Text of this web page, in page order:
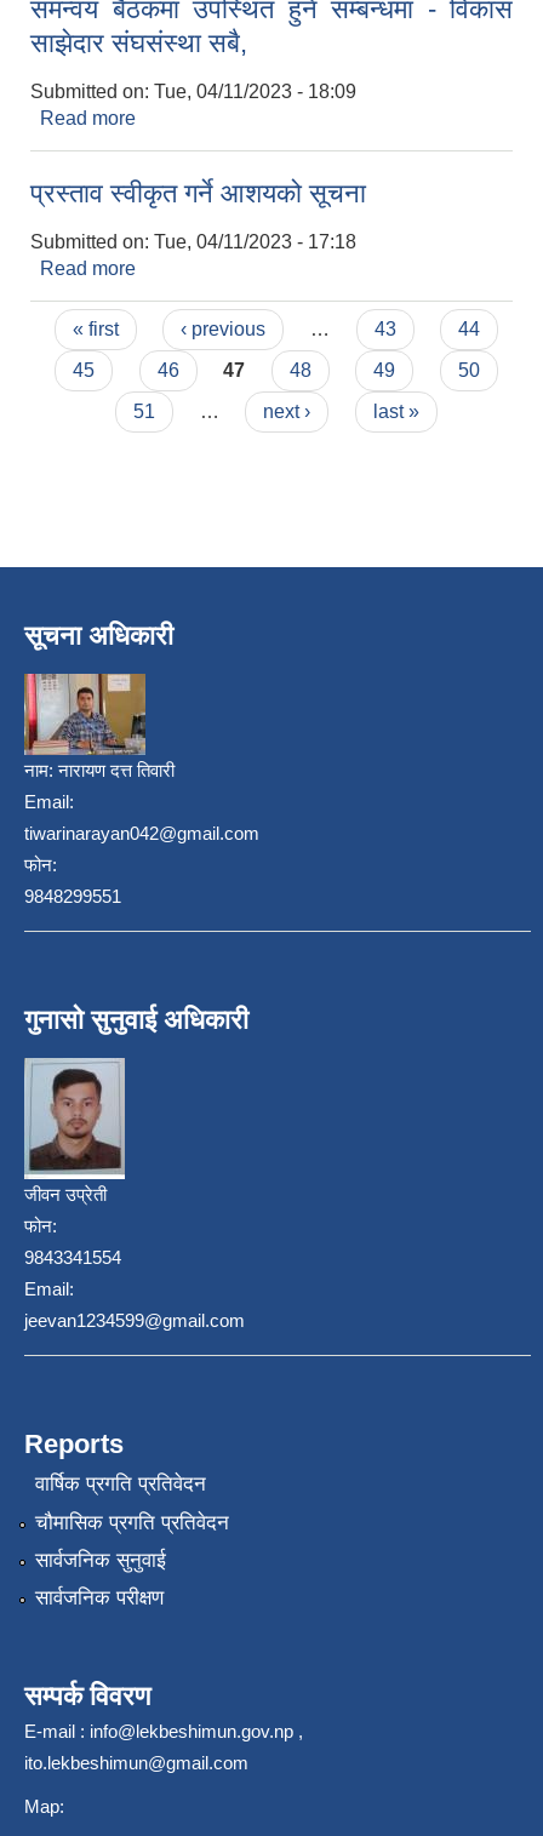
समन्वय बैठकमा उपस्थित हुने सम्बन्धमा - विकास
साझेदार संघसंस्था सबै,
Submitted on: Tue, 04/11/2023 - 18:09
Read more
प्रस्ताव स्वीकृत गर्ने आशयको सूचना
Submitted on: Tue, 04/11/2023 - 17:18
Read more
Pages
« first ‹ previous … 43
44
45
46 47 48 49
50
51
… next › last »
सूचना अधिकारी
नाम:नारायण दत्त तिवारी
Email:
tiwarinarayan042@gmail.com
फोन:
9848299551
गुनासो सुनुवाई अधिकारी
जीवन उप्रेती
फोन:
9843341554
Email:
jeevan1234599@gmail.com
Reports
वार्षिक प्रगति प्रतिवेदन
चौमासिक प्रगति प्रतिवेदन
सार्वजनिक सुनुवाई
सार्वजनिक परीक्षण
सम्पर्क विवरण
E-mail : info@lekbeshimun.gov.np ,
ito.lekbeshimun@gmail.com
Map: